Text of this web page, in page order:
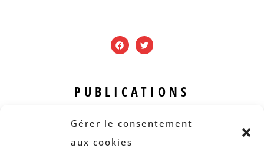
Gérer le consentement
aux cookies
PUBLICATIONS
Revue B.I.S.
Rapports et analyses